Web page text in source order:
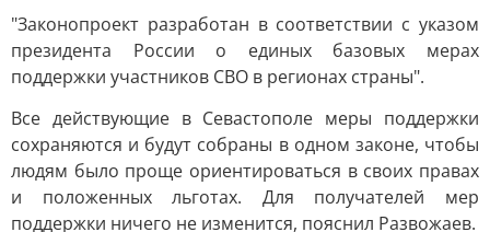
"Законопроект разработан в соответствии с указом
президента России о единых базовых мерах
поддержки участников СВО в регионах страны".
Все действующие в Севастополе меры поддержки
сохраняются и будут собраны в одном законе, чтобы
людям было проще ориентироваться в своих правах
и положенных льготах. Для получателей мер
поддержки ничего не изменится, пояснил Развожаев.